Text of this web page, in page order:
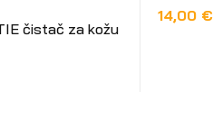
čistač za kožu
14,00 €